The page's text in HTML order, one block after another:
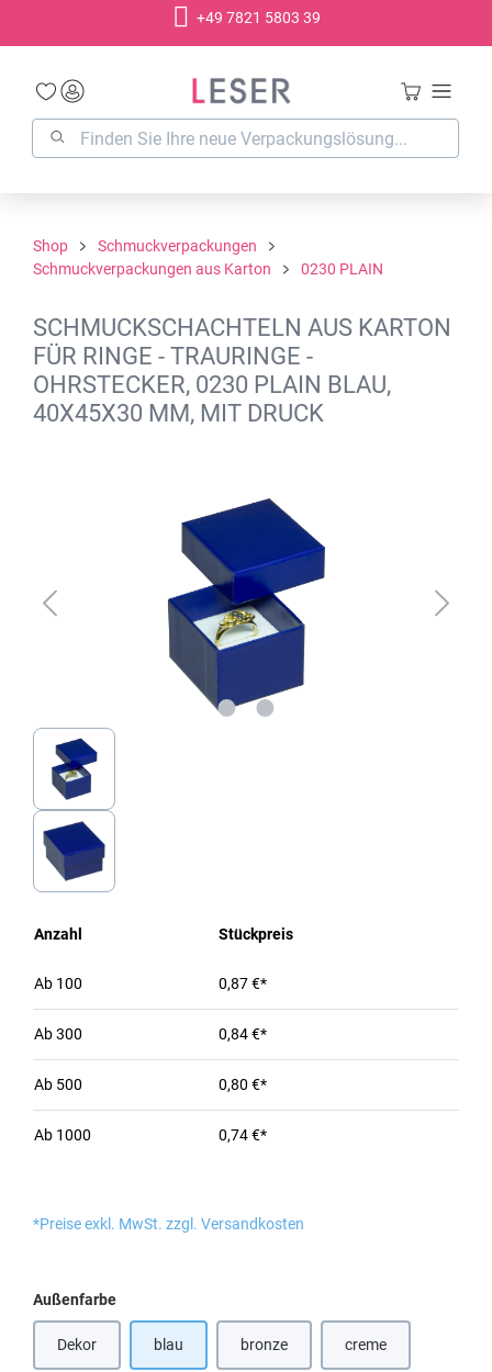
+49 7821 5803 39
Shop
Schmuckverpackungen
Schmuckverpackungen aus Karton
0230 PLAIN
SCHMUCKSCHACHTELN AUS KARTON
FÜR RINGE - TRAURINGE -
OHRSTECKER, 0230 PLAIN BLAU,
40X45X30 MM, MIT DRUCK
Anzahl Stückpreis
Ab 100 0,87 €*
Ab300 0,84 €*
Ab 500 0,80 €*
Ab 1000 0,74 €*
*Preise exkl. MwSt. zzgl. Versandkosten
Außenfarbeauswählen
Dekor(Diese Option ist zurzeit nicht verfügbar.)
blau bronze(Diese Option ist zurzeit nicht
creme